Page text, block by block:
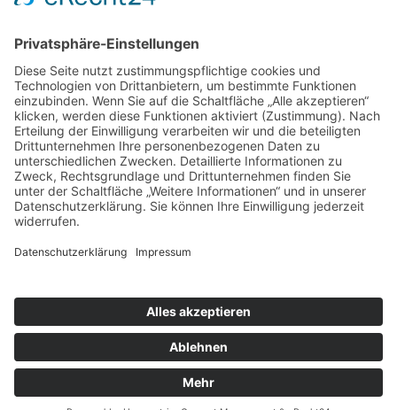
Umsetzung:DOUBLE-A-DESIGN
Suche
Hier können Sie die gesamte Webseite durchsuchen:
Search For: SEARCH BUTTON